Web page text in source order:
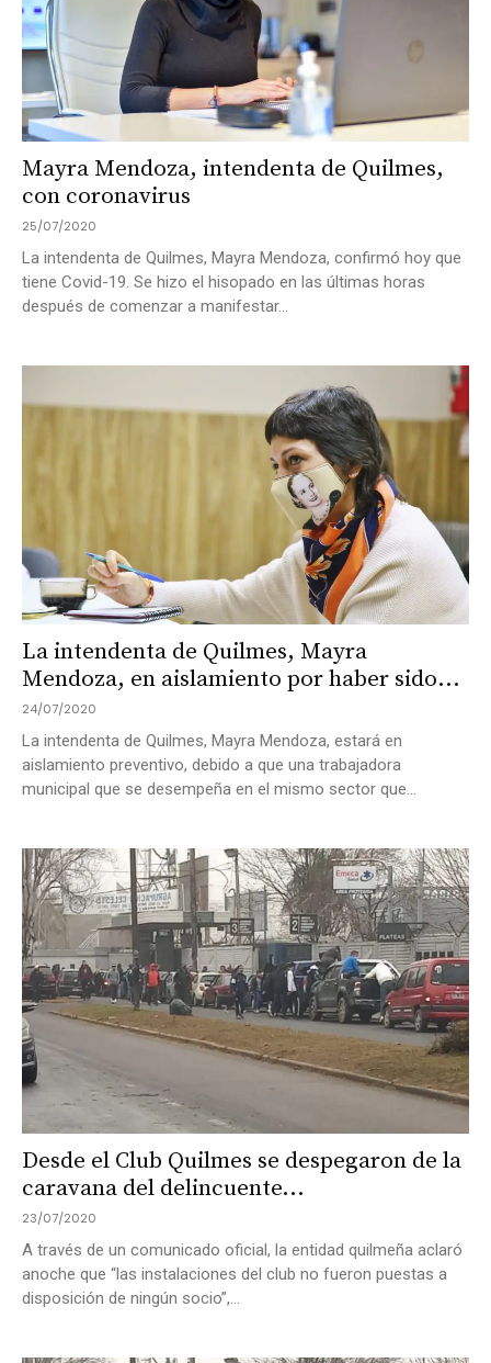
Mayra Mendoza, intendenta de Quilmes,
con coronavirus
25/07/2020
La intendenta de Quilmes, Mayra Mendoza, confirmó hoy que
tiene Covid-19. Se hizo el hisopado en las últimas horas
después de comenzar a manifestar...
La intendenta de Quilmes, Mayra
Mendoza, en aislamiento por haber sido...
24/07/2020
La intendenta de Quilmes, Mayra Mendoza, estará en
aislamiento preventivo, debido a que una trabajadora
municipal que se desempeña en el mismo sector que...
Desde el Club Quilmes se despegaron de la
caravana del delincuente...
23/07/2020
A través de un comunicado oficial, la entidad quilmeña aclaró
anoche que “las instalaciones del club no fueron puestas a
disposición de ningún socio”,...